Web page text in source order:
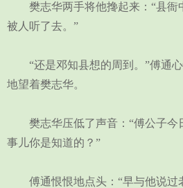
樊志华两手将他搀起来：“县衙
被人听了去。”
“还是邓知县想的周到。”傅通心
地望着樊志华。
樊志华压低了声音：“傅公子今
事儿你是知道的？”
傅通恨恨地点头：“早与他说过